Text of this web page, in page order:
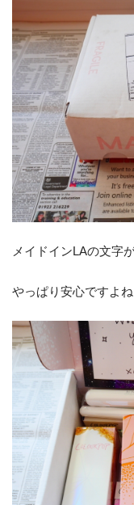
メイドインLAの文字が
やっぱり安心ですよ